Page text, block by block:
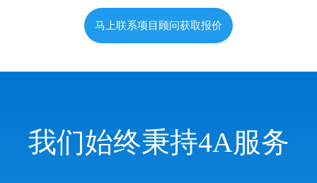
马上联系项目顾问获取报价
我们始终秉持4A服务